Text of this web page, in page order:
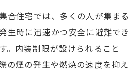
合住宅では、多くの人が集まる
生時に迅速かつ安全に避難でき
。内装制限が設けられること
の煙の発生や燃焼の速度を抑え